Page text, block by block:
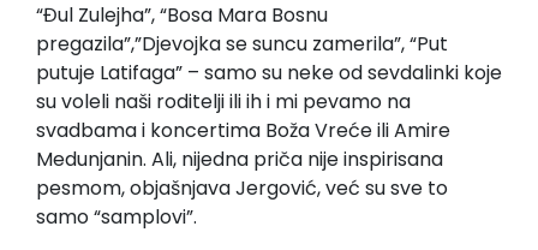
“Đul Zulejha”, “Bosa Mara Bosnu
pregazila”,”Djevojka se suncu zamerila”, “Put
putuje Latifaga” – samo su neke od sevdalinki koje
su voleli naši roditelji ili ih i mi pevamo na
svadbama i koncertima Boža Vreće ili Amire
Medunjanin. Ali, nijedna priča nije inspirisana
pesmom, objašnjava Jergović, već su sve to
samo “samplovi”.